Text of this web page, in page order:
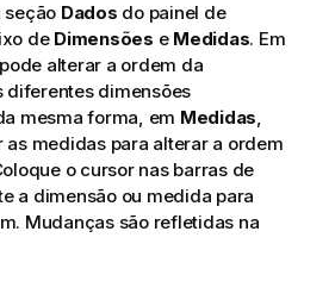
seção Dados do painel de
de Dimensões e Medidas. Em
alterar a ordem da
diferentes dimensões
mesma forma, em Medidas,
medidas para alterar a ordem
o cursor nas barras de
a dimensão ou medida para
Mudanças são refletidas na